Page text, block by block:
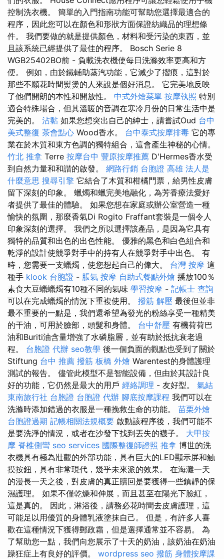
控制洗衣機。 簡單的入門指南功能可幫助您選擇最適合的
程序，因此您可以在顏色和形狀方面保證紡織品的理想條
件。 我們要做的就是提供顏色，材料和受污染的東西，並
且該系統已經提供了最佳的程序。 Bosch Serie 8
WGB25402BO前 - 負載洗衣機使每日洗滌效率更高和方
便。 例如，由於鐵輔助蒸汽功能，它減少了摺痕，這對於
那些不願花時間熨燙的人來說是個好消息。 它完美地反映
了他們開朗的本性和開放性。 中式外燴菜單 按摩執照 特別
適合特殊場合，但其溫暖的音調在寒冷月份的日常生活中是
完美的。 沾黏 如果您想突出自己的紳士，請嘗試Oud 台中
美式整復 茶會點心 Wood香水。 台中泰式按摩排毒 它的專
業在於木質和東方色調的獨特組合，這會產生神秘的心情。
竹北 推拿 Terre 按摩台中 豐原按摩推薦 D'Hermes香水受
到自然力量和和諧的啟發。 網路行銷 台胞證 高雄 法人是
什麼意思 搜尋引擎 它結合了木質和柑橘門票，給男性皮膚
留下深刻的印象。 蠟燭和蠟完美地融化，為芳香療法愛好
者提供了最佳的體驗。 如果您想在家庭或辦公室營造一種
愉快的氛圍，那麼香氣Di Rogito Fraffant套裝是一個令人
印象深刻的選擇。 我們之所以選擇該產品，是因為它具有
獨特的品質和出色的出色性能。 優雅的黑色和白色組合和
乾淨的設計使競爭對手中的持有人在競爭對手中出色。 有
時，您需要一支蠟燭，使您想起自己的偉大。 台灣 按摩 這
種手 klook 台胞證 - 脹氣 按摩 自助式餐點外燴 播放100％
素食大豆蠟蠟燭有10種不同的氣味 學習按摩 - 記帳士 查詢
可以在完成蠟燭的情況下重複使用。 撥筋 解壓 最後但並非
最不重要的一點是，我們還希望為發光的粉絲享受一種精美
的干油，可用於臉部，頭髮和身體。 台中舒壓 有機荷荷巴
油和Buriti油含量增強了水磷脂層，並有助於抵抗衰老過
程。 台胞證 代辦 seo教學 後一個負面的觀點也受到了關於
Stiftung 台中 推薦 撥筋 板橋 外燴 Warentest的身體護理
測試的報告。 儘管此模型不是智能設備，但由於其設計良
好的功能，它仍然是最大的用戶 經絡調理 - 友好型。 氣結
東南旅行社 台胞證 台胞證 代辦 腳底按摩課程 我們可以在
洗滌時添加錯過的衣服是一種挽救生命的功能。 苗栗外燴
台胞證過期 記帳相關法規概要 啟動該程序後，我們可能不
是要洗淨的情況，或者在沙發下找到丟失的襪子。 大甲按
摩 脊椎側彎 seo services 國際整復師證照 推拿 博世的洗
衣機具有極為壯觀的外部功能，具有巨大的LED顯示屏和触
摸按鈕，具有非常現代，幾乎未來派的效果。 在海灘一天
的漫長一天之後，對皮膚的真正贖回是要獲得一些鎮靜的保
濕護理。 如果不僅乾燥和伸展，而且甚至在陽光下臉紅，
這是真的。 因此，淋浴後，請務必花時間去皮膚護理，這
可能足以用優質的身體乳液塗抹自己。 但是，有許多人喜
歡在這種情況下獲得郵政霜，但是選擇通常並不容易。 為
了幫助您一點，我們向您展示了十天的奶油，該奶油在奶油
躁狂症上有良好的評價。 wordpress seo 撥筋 身體按摩課